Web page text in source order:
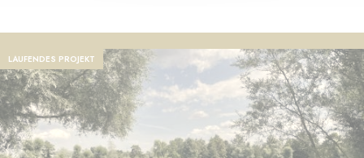
LAUFENDES PROJEKT